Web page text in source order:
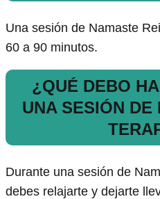
Una sesión de Namaste
60 a 90 minutos.
¿QUÉ DEBO
UNA SESIÓN DE
Durante una sesión de
debes relajarte y dejarte